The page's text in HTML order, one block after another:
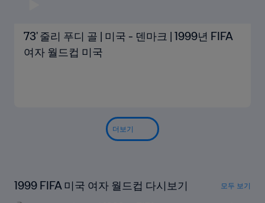
73' 줄리 푸디 골 | 미국 - 덴마크 | 1999년 FIFA
여자 월드컵 미국
더보기
1999 FIFA 미국 여자 월드컵 다시보기 모두 보기